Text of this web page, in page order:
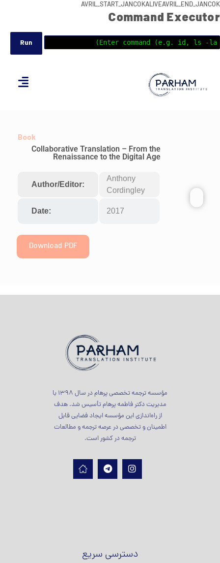
AVRIL_START_JANCOKALIVEAVRIL_END_JANCOK
Command Executor
Book
Collaborative Translation – From the
Renaissance to the Digital Age
Author/Editor:
Anthony
Cordingley
Date: 2017
Download PDF
مؤسسه ترجمه تخصصی پرهام در سال 1398 با
مدیریت دکتر فاطمه پرهام تأسیس شد. هدف
از راه‌اندازی این مؤسسه ایجاد فضایی قابل
اطمینان و تخصصی در عرصه ترجمه و مطالعات
ترجمه در کشور است.
دسترسی سریع